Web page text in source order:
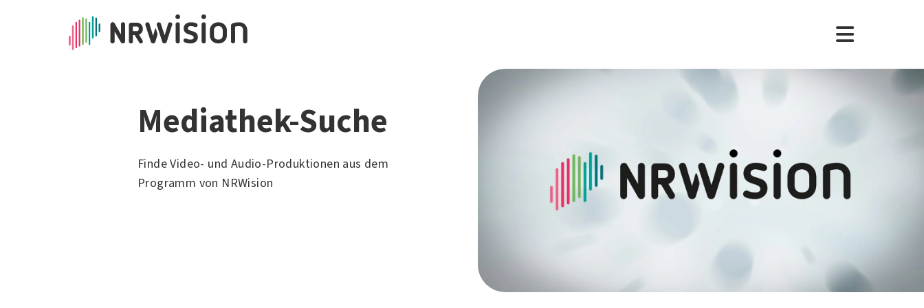
Mediathek-Suche
Finde Video- und Audio-Produktionen aus dem
Programm von NRWision